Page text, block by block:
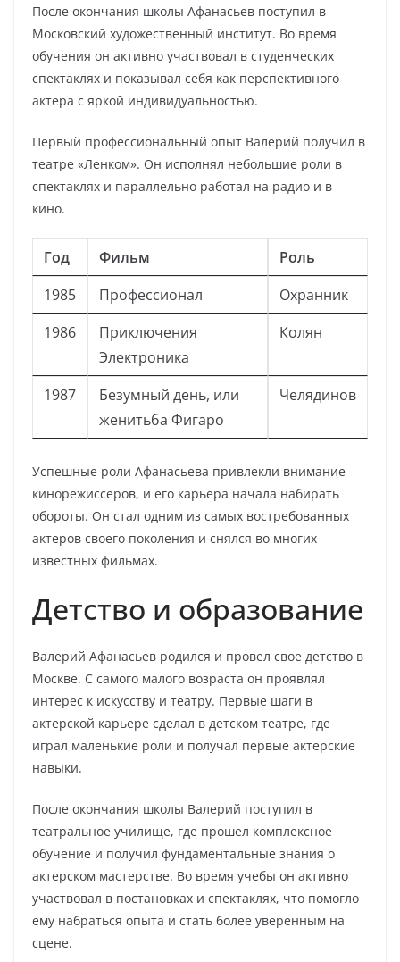
После окончания школы Афанасьев поступил в
Московский художественный институт. Во время
обучения он активно участвовал в студенческих
спектаклях и показывал себя как перспективного
актера с яркой индивидуальностью.
Первый профессиональный опыт Валерий получил в
театре «Ленком». Он исполнял небольшие роли в
спектаклях и параллельно работал на радио и в
кино.
Год Фильм
Роль
1985
Профессионал
Охранник
1986
Приключения
Электроника
Колян
1987
Безумный день, или
женитьба Фигаро
Челядинов
Успешные роли Афанасьева привлекли внимание
кинорежиссеров, и его карьера начала набирать
обороты. Он стал одним из самых востребованных
актеров своего поколения и снялся во многих
известных фильмах.
Детство и образование
Валерий Афанасьев родился и провел свое детство в
Москве. С самого малого возраста он проявлял
интерес к искусству и театру. Первые шаги в
актерской карьере сделал в детском театре, где
играл маленькие роли и получал первые актерские
навыки.
После окончания школы Валерий поступил в
театральное училище, где прошел комплексное
обучение и получил фундаментальные знания о
актерском мастерстве. Во время учебы он активно
участвовал в постановках и спектаклях, что помогло
ему набраться опыта и стать более уверенным на
сцене.